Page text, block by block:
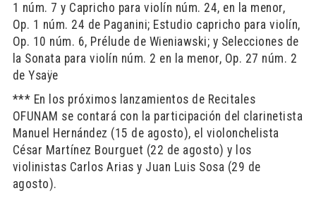
1 núm. 7 y Capricho para violín núm. 24, en la menor,
Op. 1 núm. 24 de Paganini; Estudio capricho para violín,
Op. 10 núm. 6, Prélude de Wieniawski; y Selecciones de
la Sonata para violín núm. 2 en la menor, Op. 27 núm. 2
de Ysaÿe
*** En los próximos lanzamientos de Recitales
OFUNAM se contará con la participación del clarinetista
Manuel Hernández (15 de agosto), el violonchelista
César Martínez Bourguet (22 de agosto) y los
violinistas Carlos Arias y Juan Luis Sosa (29 de
agosto).